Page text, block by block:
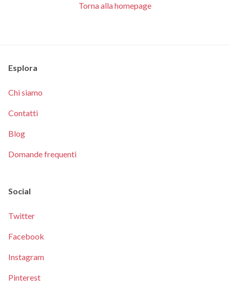
Torna alla homepage
Esplora
Chi siamo
Contatti
Blog
Domande frequenti
Social
Twitter
Facebook
Instagram
Pinterest